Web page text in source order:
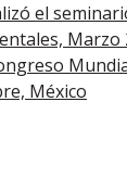
el
Marzo
México